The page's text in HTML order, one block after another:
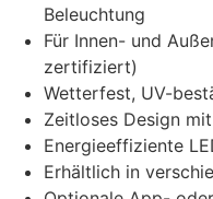
Beleuchtung
Für Innen- und
zertifiziert)
Wetterfest, UV-
Zeitloses Design
Energieeffiziente
Erhältlich in